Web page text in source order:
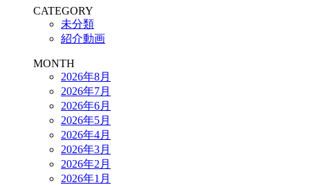
CATEGORY
未分類
紹介動画
MONTH
2026年8月
2026年7月
2026年6月
2026年5月
2026年4月
2026年3月
2026年2月
2026年1月